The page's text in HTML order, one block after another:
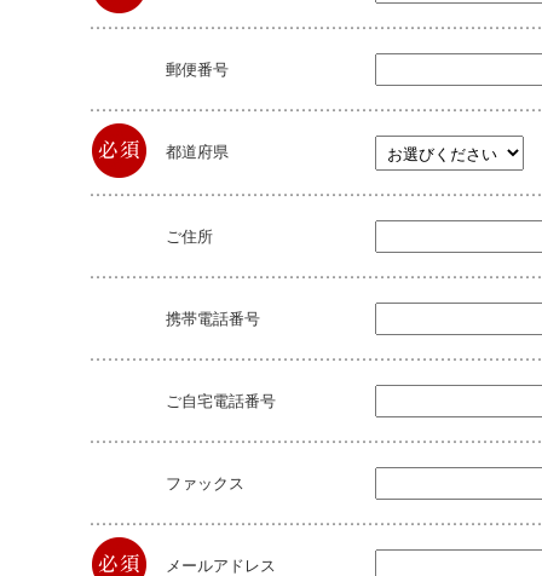
郵便番号
都道府県
ご住所
携帯電話番号
ご自宅電話番号
ファックス
メールアドレス